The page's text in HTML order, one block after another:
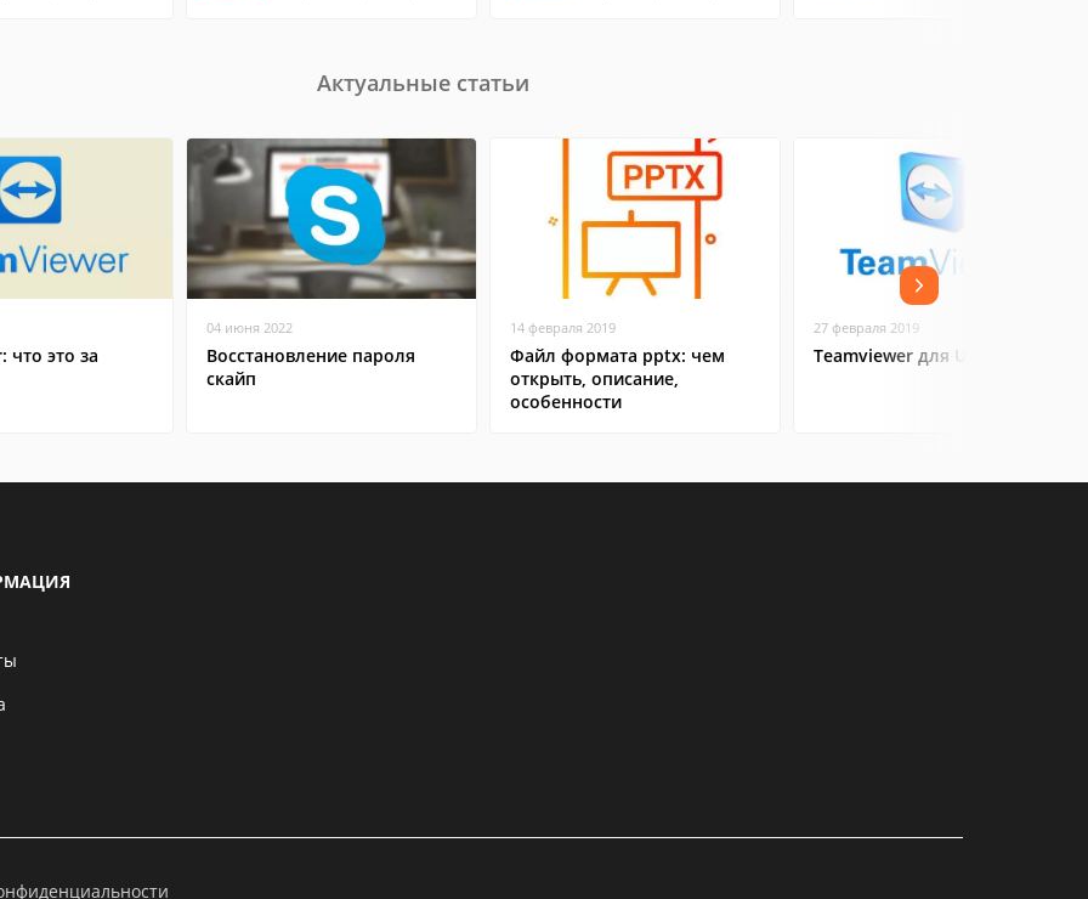
Актуальные статьи
что это за
04 июня 2022
Восстановление пароля
скайп
14 февраля 2019
Файл формата pptx: чем
открыть, описание,
особенности
27 февраля 2019
Teamviewer для Ubuntu